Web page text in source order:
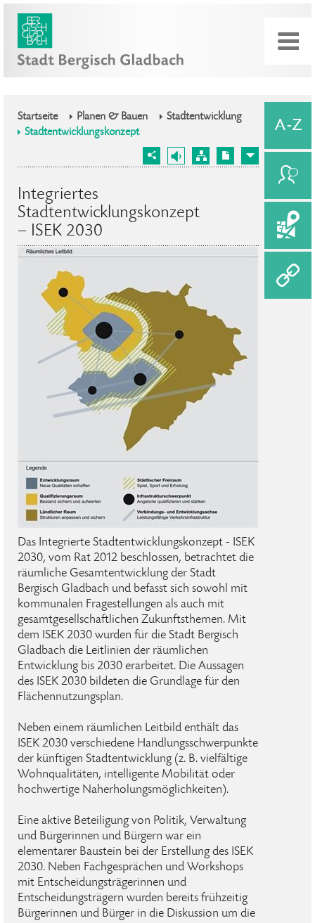
Startseite Planen & Bauen
Stadtentwicklung
Stadtentwicklungskonzept
Integriertes
Stadtentwicklungskonzept
– ISEK 2030
Das Integrierte Stadtentwicklungskonzept - ISEK
2030, vom Rat 2012 beschlossen, betrachtet die
räumliche Gesamtentwicklung der Stadt
Bergisch Gladbach und befasst sich sowohl mit
kommunalen Fragestellungen als auch mit
gesamtgesellschaftlichen Zukunftsthemen. Mit
dem ISEK 2030 wurden für die Stadt Bergisch
Gladbach die Leitlinien der räumlichen
Entwicklung bis 2030 erarbeitet. Die Aussagen
des ISEK 2030 bildeten die Grundlage für den
Flächennutzungsplan.
Neben einem räumlichen Leitbild enthält das
ISEK 2030 verschiedene Handlungsschwerpunkte
der künftigen Stadtentwicklung (z. B. vielfältige
Wohnqualitäten, intelligente Mobilität oder
hochwertige Naherholungsmöglichkeiten).
Eine aktive Beteiligung von Politik, Verwaltung
und Bürgerinnen und Bürgern war ein
elementarer Baustein bei der Erstellung des ISEK
2030. Neben Fachgesprächen und Workshops
mit Entscheidungsträgerinnen und
Entscheidungsträgern wurden bereits frühzeitig
Bürgerinnen und Bürger in die Diskussion um die